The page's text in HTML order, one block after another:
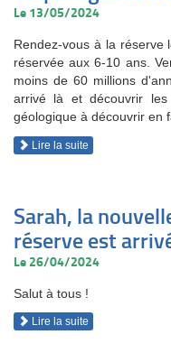
Le 13/05/2024
Rendez-vous à la
réservée aux 6-10 ans.
moins de 60 millions
arrivé là et découvrir les
géologique à découvrir en
Lire la suite
Sarah, la
réserve est
Le 26/04/2024
Salut à tous !
Lire la suite